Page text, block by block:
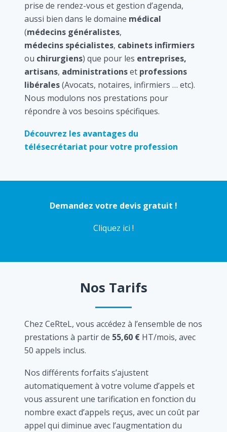
prise de rendez-vous et gestion d’agenda,
aussi bien dans le domaine médical
(médecins généralistes,
médecins spécialistes, cabinets infirmiers
ou chirurgiens) que pour les entreprises,
artisans, administrationset professions
libérales(Avocats, notaires, infirmiers … etc).
Nous modulons nos prestations pour
répondre à vos besoins spécifiques.
Découvrez les avantages du
télésecrétariat pour votre profession
Demandez votre devis gratuit !
Cliquez ici !
Nos Tarifs
Chez CeRteL, vous accédez à l’ensemble de nos
prestations à partir de 55,60 € HT/mois, avec
50 appels inclus.
Nos différents forfaits s’ajustent
automatiquement à votre volume d’appels et
vous assurent une tarification en fonction du
nombre exact d’appels reçus, avec un coût par
appel qui diminue avec l’augmentation du